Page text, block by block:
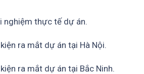
thực tế dự án.
ra mắt dự án tại Hà Nội.
ra mắt dự án tại Bắc Ninh.